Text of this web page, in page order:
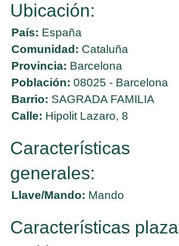
Ubicación:
País: España
Comunidad: Cataluña
Provincia: Barcelona
Población: 08025 - Barcelona
Barrio: SAGRADA FAMILIA
Calle: Hipolit Lazaro, 8
Características
generales:
Llave/Mando: Mando
Características plaza